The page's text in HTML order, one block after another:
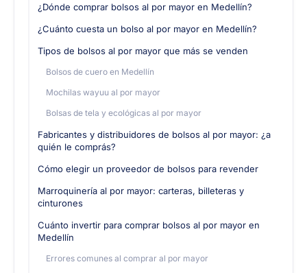
¿Dónde comprar bolsos al por mayor en Medellín?
¿Cuánto cuesta un bolso al por mayor en Medellín?
Tipos de bolsos al por mayor que más se venden
Bolsos de cuero en Medellín
Mochilas wayuu al por mayor
Bolsas de tela y ecológicas al por mayor
Fabricantes y distribuidores de bolsos al por mayor: ¿a
quién le comprás?
Cómo elegir un proveedor de bolsos para revender
Marroquinería al por mayor: carteras, billeteras y
cinturones
Cuánto invertir para comprar bolsos al por mayor en
Medellín
Errores comunes al comprar al por mayor